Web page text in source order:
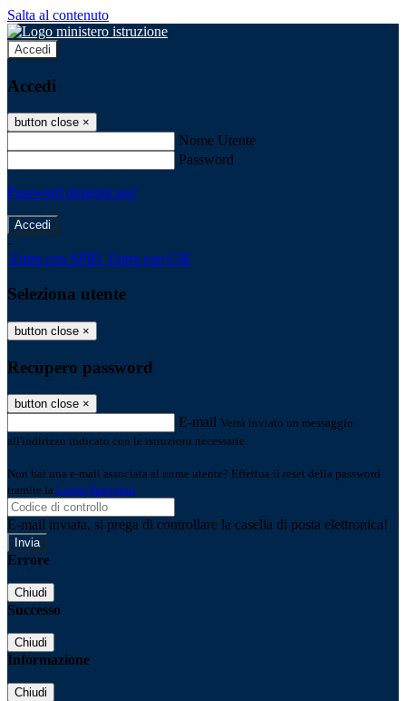
Salta al contenuto
Accedi
Accedi
button close ×
Nome Utente
Password
Password dimenticata?
-
Entra con SPID Entra con CIE
Seleziona utente
button close ×
Recupero password
button close ×
E-mail Verrà inviato un messaggio
all'indirizzo indicato con le istruzioni necessarie.
Non hai una e-mail associata al nome utente? Effettua il reset della password
tramite la Login Spaggiari
E-mail inviata, si prega di controllare la casella di posta elettronica!
Errore
Chiudi
Successo
Chiudi
Informazione
Chiudi